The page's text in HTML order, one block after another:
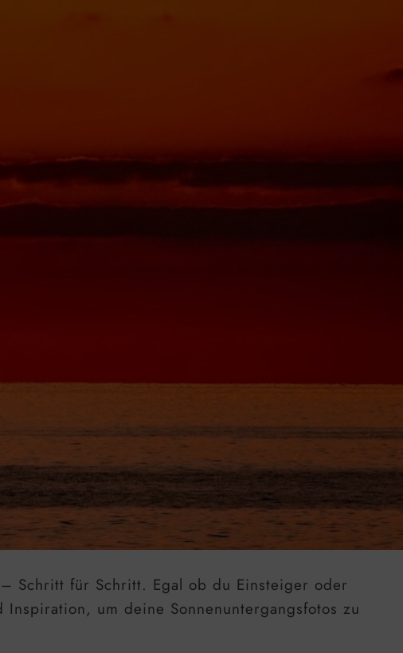
Schritt für Schritt. Egal ob du Einsteiger oder
um deine Sonnenuntergangsfotos zu